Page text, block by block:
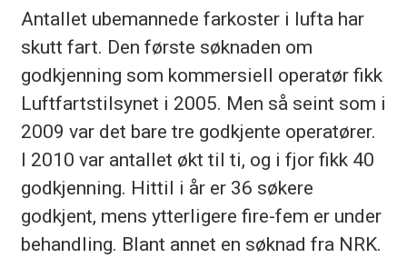
Antallet ubemannede farkoster i lufta har
skutt fart. Den første søknaden om
godkjenning som kommersiell operatør fikk
Luftfartstilsynet i 2005. Men så seint som i
2009 var det bare tre godkjente operatører.
I 2010 var antallet økt til ti, og i fjor fikk 40
godkjenning. Hittil i år er 36 søkere
godkjent, mens ytterligere fire-fem er under
behandling. Blant annet en søknad fra NRK.